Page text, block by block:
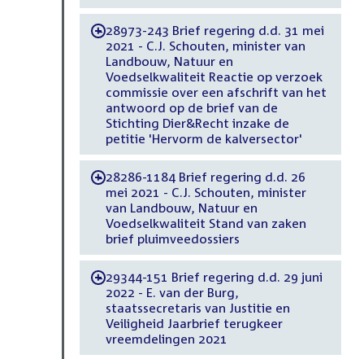
-28973-243 Brief regering d.d. 31 mei
2021 - C.J. Schouten, minister van
Landbouw, Natuur en
Voedselkwaliteit Reactie op verzoek
commissie over een afschrift van het
antwoord op de brief van de
Stichting Dier&Recht inzake de
petitie 'Hervorm de kalversector'
-28286-1184 Brief regering d.d. 26
mei 2021 - C.J. Schouten, minister
van Landbouw, Natuur en
Voedselkwaliteit Stand van zaken
brief pluimveedossiers
-29344-151 Brief regering d.d. 29 juni
2022 - E. van der Burg,
staatssecretaris van Justitie en
Veiligheid Jaarbrief terugkeer
vreemdelingen 2021